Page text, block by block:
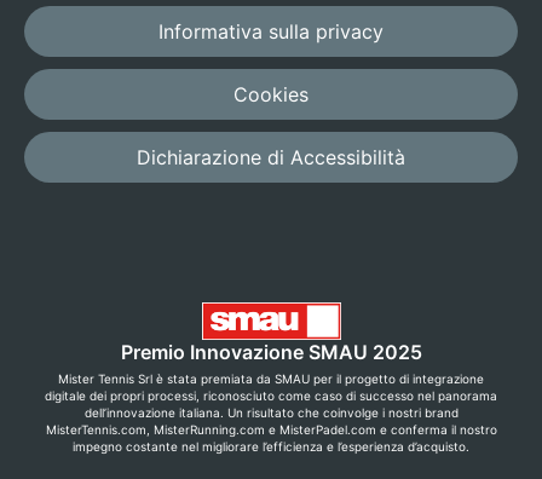
Informativa sulla privacy
Cookies
Dichiarazione di Accessibilità
Premio Innovazione SMAU 2025
Mister Tennis Srl è stata premiata da SMAU per il progetto di integrazione
digitale dei propri processi, riconosciuto come caso di successo nel panorama
dell’innovazione italiana. Un risultato che coinvolge i nostri brand
MisterTennis.com, MisterRunning.com e MisterPadel.com e conferma il nostro
impegno costante nel migliorare l’efficienza e l’esperienza d’acquisto.